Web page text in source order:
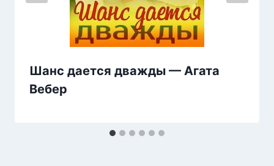
Шанс дается дважды — Агата
Вебер